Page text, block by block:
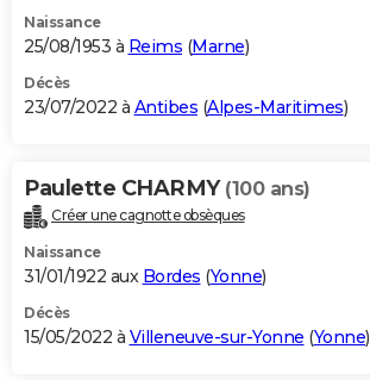
Naissance
25/08/1953 à Reims (Marne)
Décès
23/07/2022 à Antibes (Alpes-Maritimes)
Paulette CHARMY (100 ans)
Créer une cagnotte obsèques
Naissance
31/01/1922 aux Bordes (Yonne)
Décès
15/05/2022 à Villeneuve-sur-Yonne (Yonne)